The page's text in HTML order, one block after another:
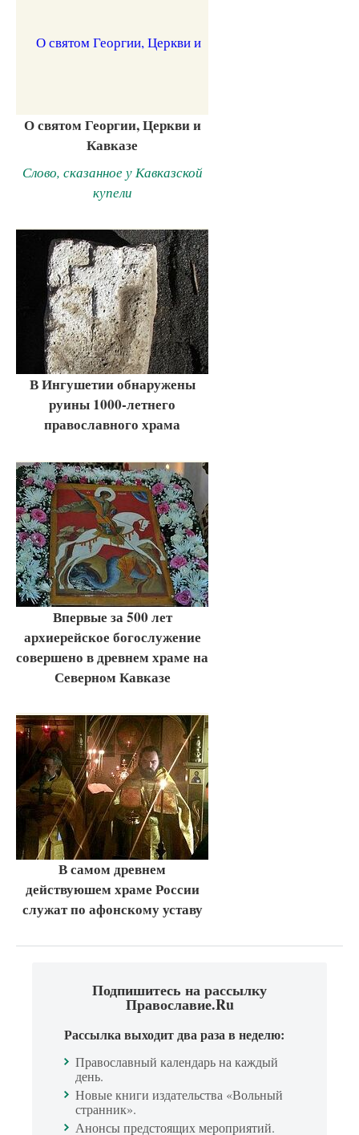
О святом Георгии, Церкви и
Кавказе
Слово, сказанное у Кавказской
купели
В Ингушетии обнаружены
руины 1000-летнего
православного храма
Впервые за 500 лет
архиерейское богослужение
совершено в древнем храме на
Северном Кавказе
В самом древнем
действуюшем храме России
служат по афонскому уставу
Подпишитесь на рассылку
Православие.Ru
Рассылка выходит два раза в неделю:
Православный календарь на каждый
день.
Новые книги издательства «Вольный
странник».
Анонсы предстоящих мероприятий.